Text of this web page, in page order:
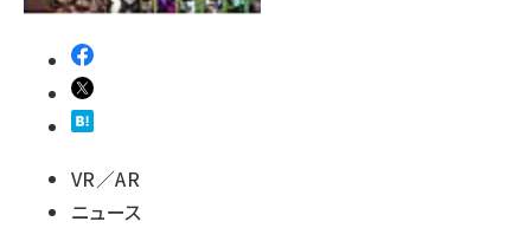
VR／AR
ニュース